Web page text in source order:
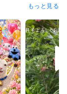
うか？こう暑い
誰かと話した
ね
もっと見る